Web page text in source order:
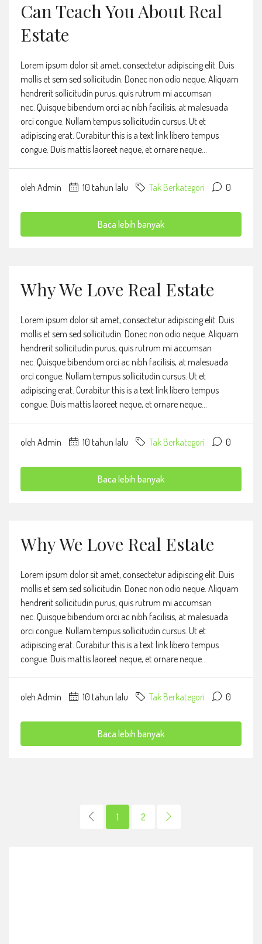
Can Teach You About Real
Estate
Lorem ipsum dolor sit amet, consectetur adipiscing elit. Duis
mollis et sem sed sollicitudin. Donec non odio neque. Aliquam
hendrerit sollicitudin purus, quis rutrum mi accumsan
nec. Quisque bibendum orci ac nibh facilisis, at malesuada
orci congue. Nullam tempus sollicitudin cursus. Ut et
adipiscing erat. Curabitur this is a text link libero tempus
congue. Duis mattis laoreet neque, et ornare neque...
oleh Admin 10 tahun lalu Tak Berkategori 0
Baca lebih banyak
Why We Love Real Estate
Lorem ipsum dolor sit amet, consectetur adipiscing elit. Duis
mollis et sem sed sollicitudin. Donec non odio neque. Aliquam
hendrerit sollicitudin purus, quis rutrum mi accumsan
nec. Quisque bibendum orci ac nibh facilisis, at malesuada
orci congue. Nullam tempus sollicitudin cursus. Ut et
adipiscing erat. Curabitur this is a text link libero tempus
congue. Duis mattis laoreet neque, et ornare neque...
oleh Admin 10 tahun lalu Tak Berkategori 0
Baca lebih banyak
Why We Love Real Estate
Lorem ipsum dolor sit amet, consectetur adipiscing elit. Duis
mollis et sem sed sollicitudin. Donec non odio neque. Aliquam
hendrerit sollicitudin purus, quis rutrum mi accumsan
nec. Quisque bibendum orci ac nibh facilisis, at malesuada
orci congue. Nullam tempus sollicitudin cursus. Ut et
adipiscing erat. Curabitur this is a text link libero tempus
congue. Duis mattis laoreet neque, et ornare neque...
oleh Admin 10 tahun lalu Tak Berkategori 0
Baca lebih banyak
1 2